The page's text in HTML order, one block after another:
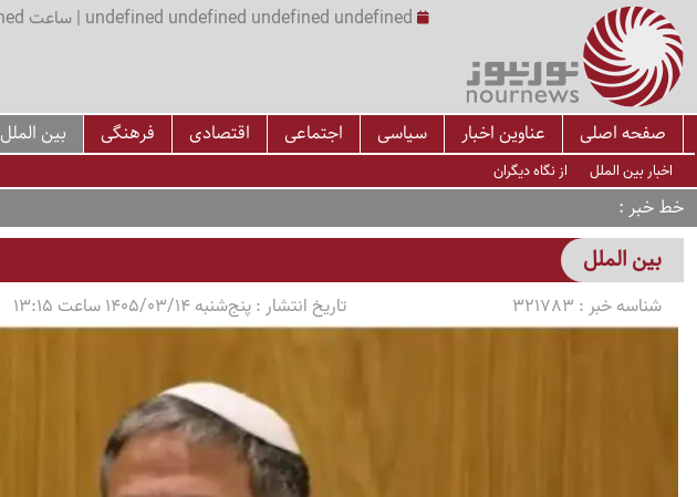
undefined undefined undefined undefined | ساعت undefined:undefined
صفحه اصلی عناوین اخبار سیاسی اجتماعی اقتصادی فرهنگی بین الملل
اخبار بین الملل از نگاه دیگران
خط خبر
بین الملل
شناسه خبر : 321783 تاریخ انتشار :پنج‌شنبه 1405/03/14 ساعت 13:15